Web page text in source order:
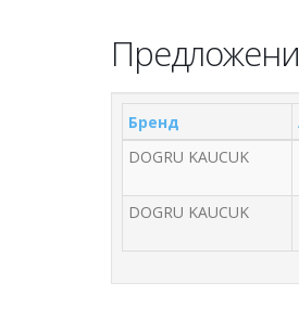
Бренд
DOGRU KAUCUK
DOGRU KAUCUK